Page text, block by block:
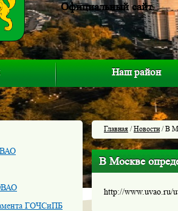
Официальный сайт
Наш район
ГОЧСиПБ
Главная /Новости/ В
В Москве
http://www.uvao.ru/